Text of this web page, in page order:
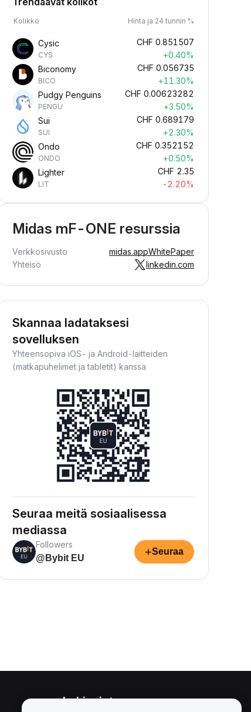
Kolikko Hinta ja 24 tunnin %
Cysic
CYS
CHF 0.851507
+0.40%
Biconomy
BICO
CHF 0.056735
+11.30%
Pudgy Penguins
PENGU
CHF 0.00623282
+3.50%
Sui
SUI
CHF 0.689179
+2.30%
Ondo
ONDO
CHF 0.352152
+0.50%
Lighter
LIT
CHF 2.35
-2.20%
Midas mF-ONE resurssia
Verkkosivusto midas.appWhitePaper
Yhteisö
linkedin.com
Skannaa ladataksesi
sovelluksen
Yhteensopiva iOS- ja Android-laitteiden
(matkapuhelimet ja tabletit) kanssa
Seuraa meitä sosiaalisessa
mediassa
Followers
@Bybit EU
+Seuraa
Lakiasiat